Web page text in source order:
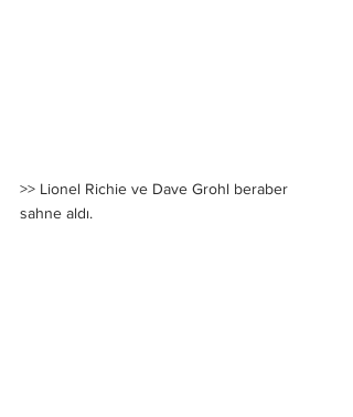
>> Lionel Richie ve Dave Grohl beraber
sahne aldı.